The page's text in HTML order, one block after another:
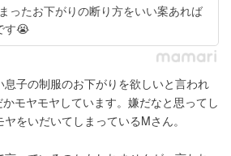
ったお下がりの断り方をいい案あれば
す😭
息子の制服のお下がりを欲しいと言われ
モヤモヤしています。嫌だなと思ってし
をいだいてしまっているMさん。